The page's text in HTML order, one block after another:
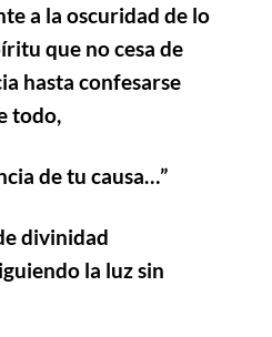
a la oscuridad de lo
que no cesa de
hasta confesarse
todo,
de tu causa…”
divinidad
la luz sin